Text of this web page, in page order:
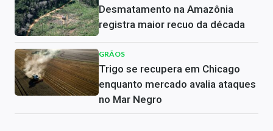
Desmatamento na Amazônia
registra maior recuo da década
GRÃOS
Trigo se recupera em Chicago
enquanto mercado avalia ataques
no Mar Negro